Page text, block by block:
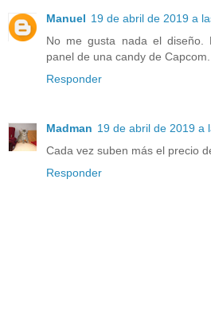
Manuel 19 de abril de 2019 a
No me gusta nada el diseño.
panel de una candy de Capcom.
Responder
Madman 19 de abril de 2019 a
Cada vez suben más el precio
Responder